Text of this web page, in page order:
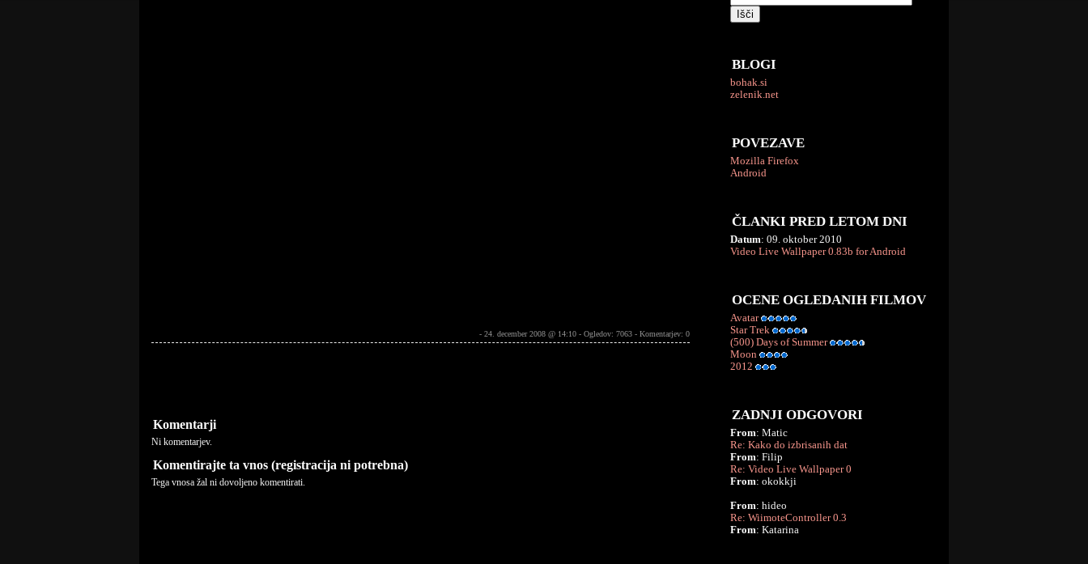
BLOGI
bohak.si
zelenik.net
POVEZAVE
Mozilla Firefox
Android
ČLANKI PRED LETOM DNI
Datum: 09. oktober 2010
Video Live Wallpaper 0.83b for Android
OCENE OGLEDANIH FILMOV
Avatar
Star Trek
(500) Days of Summer
Moon
2012
ZADNJI ODGOVORI
From: Matic
Re: Kako do izbrisanih dat
From: Filip
Re: Video Live Wallpaper 0
From: okokkji
From: hideo
Re: WiimoteController 0.3
From: Katarina
- 24. december 2008 @ 14:10 - Ogledov: 7063 - Komentarjev: 0
Komentarji
Ni komentarjev.
Komentirajte ta vnos (registracija ni potrebna)
Tega vnosa žal ni dovoljeno komentirati.